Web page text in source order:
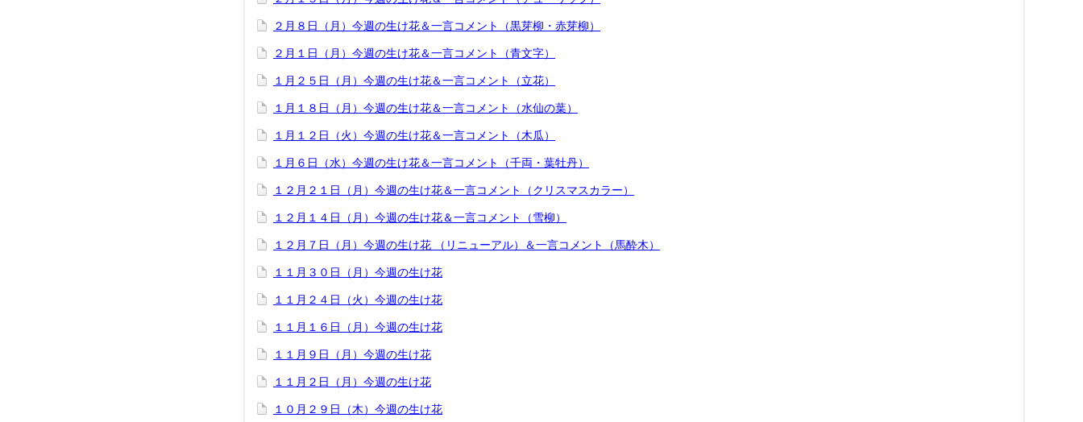
２月８日（月）今週の生け花＆一言コメント（黒芽柳・赤芽柳）
２月１日（月）今週の生け花＆一言コメント（青文字）
１月２５日（月）今週の生け花＆一言コメント（立花）
１月１８日（月）今週の生け花＆一言コメント（水仙の葉）
１月１２日（火）今週の生け花＆一言コメント（木瓜）
１月６日（水）今週の生け花＆一言コメント（千両・葉牡丹）
１２月２１日（月）今週の生け花＆一言コメント（クリスマスカラー）
１２月１４日（月）今週の生け花＆一言コメント（雪柳）
１２月７日（月）今週の生け花 （リニューアル）＆一言コメント（馬酔木）
１１月３０日（月）今週の生け花
１１月２４日（火）今週の生け花
１１月１６日（月）今週の生け花
１１月９日（月）今週の生け花
１１月２日（月）今週の生け花
１０月２９日（木）今週の生け花